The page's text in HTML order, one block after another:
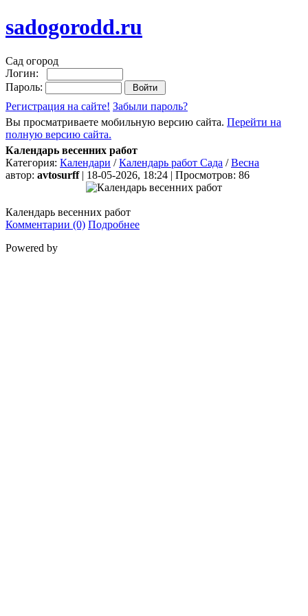
sadogorodd.ru
Сад огород
Логин:
Пароль:
Регистрация на сайте! Забыли пароль?
Вы просматриваете мобильную версию сайта. Перейти на
полную версию сайта.
Календарь весенних работ
Категория: Календари /Календарь работ Сада /Весна
автор: avtosurff| 18-05-2026, 18:24 | Просмотров: 86
Календарь весенних работ
Комментарии (0) Подробнее
Powered by